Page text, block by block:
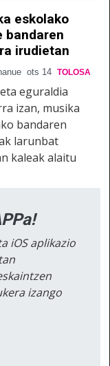
eskolako
bandaren
irudietan
ots 14 TOLOSA
eguraldia
izan, musika
bandaren
larunbat
kaleak alaitu
iOS aplikazio
izango